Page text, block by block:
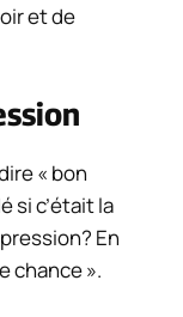
et de
« bon
si c’était la
En
chance ».